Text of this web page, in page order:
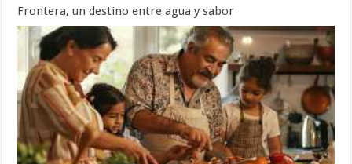
Frontera, un destino entre agua y sabor